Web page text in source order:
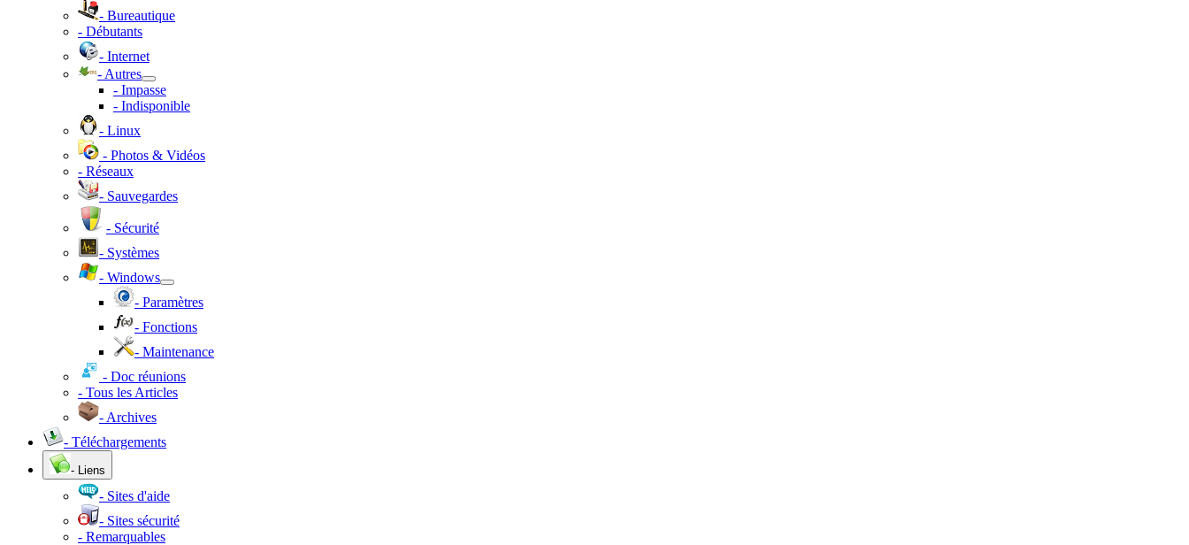
- Bureautique
- Débutants
- Internet
- Autres
- Impasse
- Indisponible
- Linux
- Photos & Vidéos
- Réseaux
- Sauvegardes
- Sécurité
- Systèmes
- Windows
- Paramètres
- Fonctions
- Maintenance
- Doc réunions
- Tous les Articles
- Archives
- Téléchargements
- Liens
- Sites d'aide
- Sites sécurité
- Remarquables